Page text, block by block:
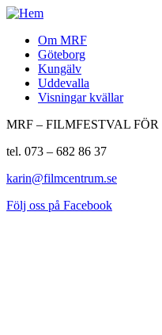
Om MRF
Göteborg
Kungälv
Uddevalla
Visningar kvällar
MRF – FILMFESTVAL
tel. 073 – 682 86 37
karin@filmcentrum.se
Följ oss på Facebook